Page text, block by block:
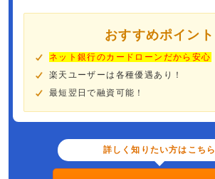
おすすめポイント
ネット銀行のカードローンだから安心
楽天ユーザーは各種優遇あり！
最短翌日で融資可能！
詳しく知りたい方はこちら